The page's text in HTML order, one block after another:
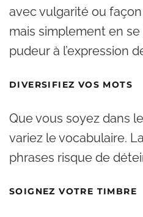
avec vulgarité ou
mais simplement en
pudeur à l’expression
DIVERSIFIEZ VOS MOTS
Que vous soyez dans
variez le vocabulaire.
phrases risque de
SOIGNEZ VOTRE TIMBRE